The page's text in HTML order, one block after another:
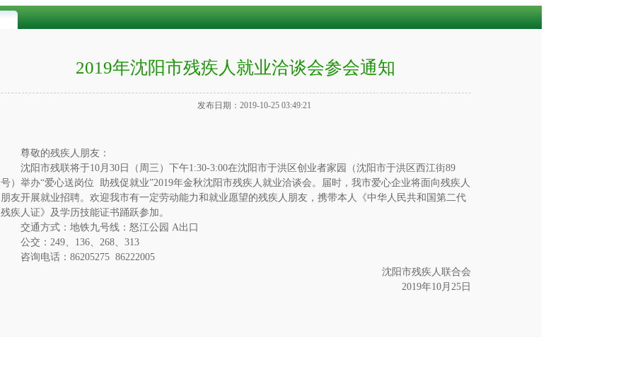
2019年沈阳市残疾人就业洽谈会参会通知
发布日期：2019-10-25 03:49:21
尊敬的残疾人朋友：
沈阳市残联将于10月30日（周三）下午1:30-3:00在沈阳市于洪区创业者家园（沈阳市于洪区西江街89
号）举办“爱心送岗位 助残促就业”2019年金秋沈阳市残疾人就业洽谈会。届时，我市爱心企业将面向残疾人
朋友开展就业招聘。欢迎我市有一定劳动能力和就业愿望的残疾人朋友，携带本人《中华人民共和国第二代
残疾人证》及学历技能证书踊跃参加。
交通方式：地铁九号线：怒江公园 A出口
公交：249、136、268、313
咨询电话：86205275 86222005
沈阳市残疾人联合会
2019年10月25日